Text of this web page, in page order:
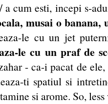
a cum esti, incepi s-
musai o
le cu un jet
le cu un praf de
- ca-i pacat de
ti spatiul si
si arome. So,